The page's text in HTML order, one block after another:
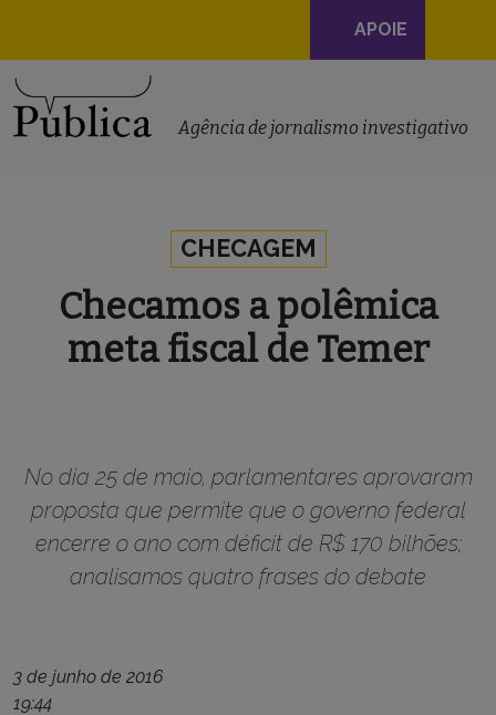
Navegação
principal
APOIE
Agência de jornalismo investigativo
CHECAGEM
Checamos a polêmica
meta fiscal de Temer
No dia 25 de maio, parlamentares aprovaram
proposta que permite que o governo federal
encerre o ano com déficit de R$ 170 bilhões;
analisamos quatro frases do debate
3 de junho de 2016
19:44